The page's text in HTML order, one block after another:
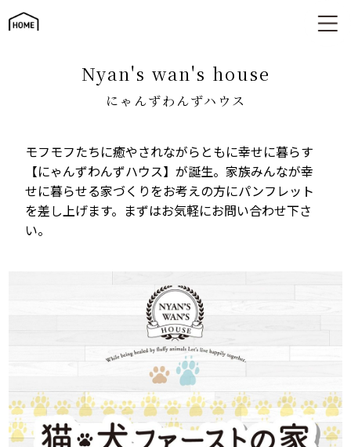
にゃんずわんずハウス
nyan's wan's house
にゃんずわんずハウス
モフモフたちに癒やされながらともに幸せに暮らす
【にゃんずわんずハウス】が誕生。家族みんなが幸
せに暮らせる家づくりをお考えの方にパンフレット
を差し上げます。まずはお気軽にお問い合わせ下さ
い。